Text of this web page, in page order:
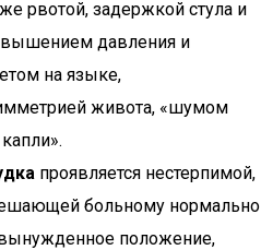
рвотой, задержкой стула и
давления и
на языке,
живота, «шумом
проявляется нестерпимой,
больному нормально
положение,